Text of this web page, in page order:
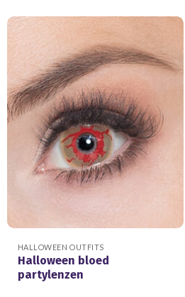
HALLOWEEN OUTFITS
Halloween bloed
partylenzen